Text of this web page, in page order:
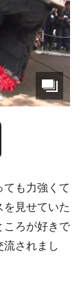
も力強くて
見せていた
ころが好きで
流されまし